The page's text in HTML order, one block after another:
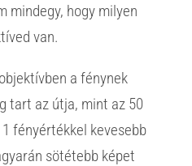
mindegy, hogy milyen
van.
a fénynek
tart az útja, mint az 50
fényértékkel kevesebb
sötétebb képet